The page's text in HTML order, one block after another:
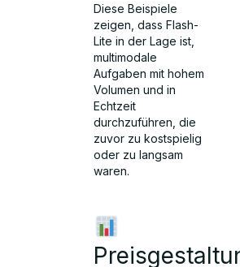
Diese Beispiele
zeigen, dass Flash-
Lite in der Lage ist,
multimodale
Aufgaben mit hohem
Volumen und in
Echtzeit
durchzuführen, die
zuvor zu kostspielig
oder zu langsam
waren.